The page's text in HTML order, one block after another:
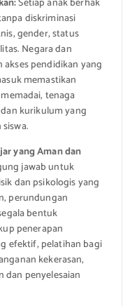
diskriminasi
gender, status
Negara dan
pendidikan yang
memastikan
tenaga
kurikulum yang
yang Aman dan
jawab untuk
dan psikologis yang
perundungan
bentuk
penerapan
efektif, pelatihan bagi
kekerasan,
dan penyelesaian